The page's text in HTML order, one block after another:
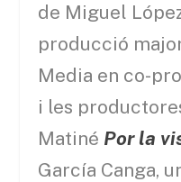
de Miguel
producció
Media en co-
i les
Matiné Por la
García Canga,